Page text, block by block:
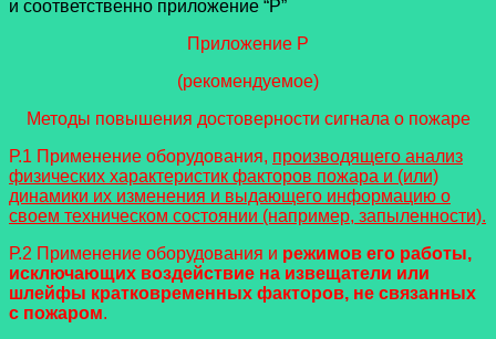
и соответственно приложение “Р”
Приложение Р
(рекомендуемое)
Методы повышения достоверности сигнала о пожаре
Р.1 Применение оборудования, производящего анализ
физических характеристик факторов пожара и (или)
динамики их изменения и выдающего информацию о
своем техническом состоянии (например, запыленности).
Р.2 Применение оборудования и режимов его работы,
исключающих воздействие на извещатели или
шлейфы кратковременных факторов, не связанных
с пожаром.